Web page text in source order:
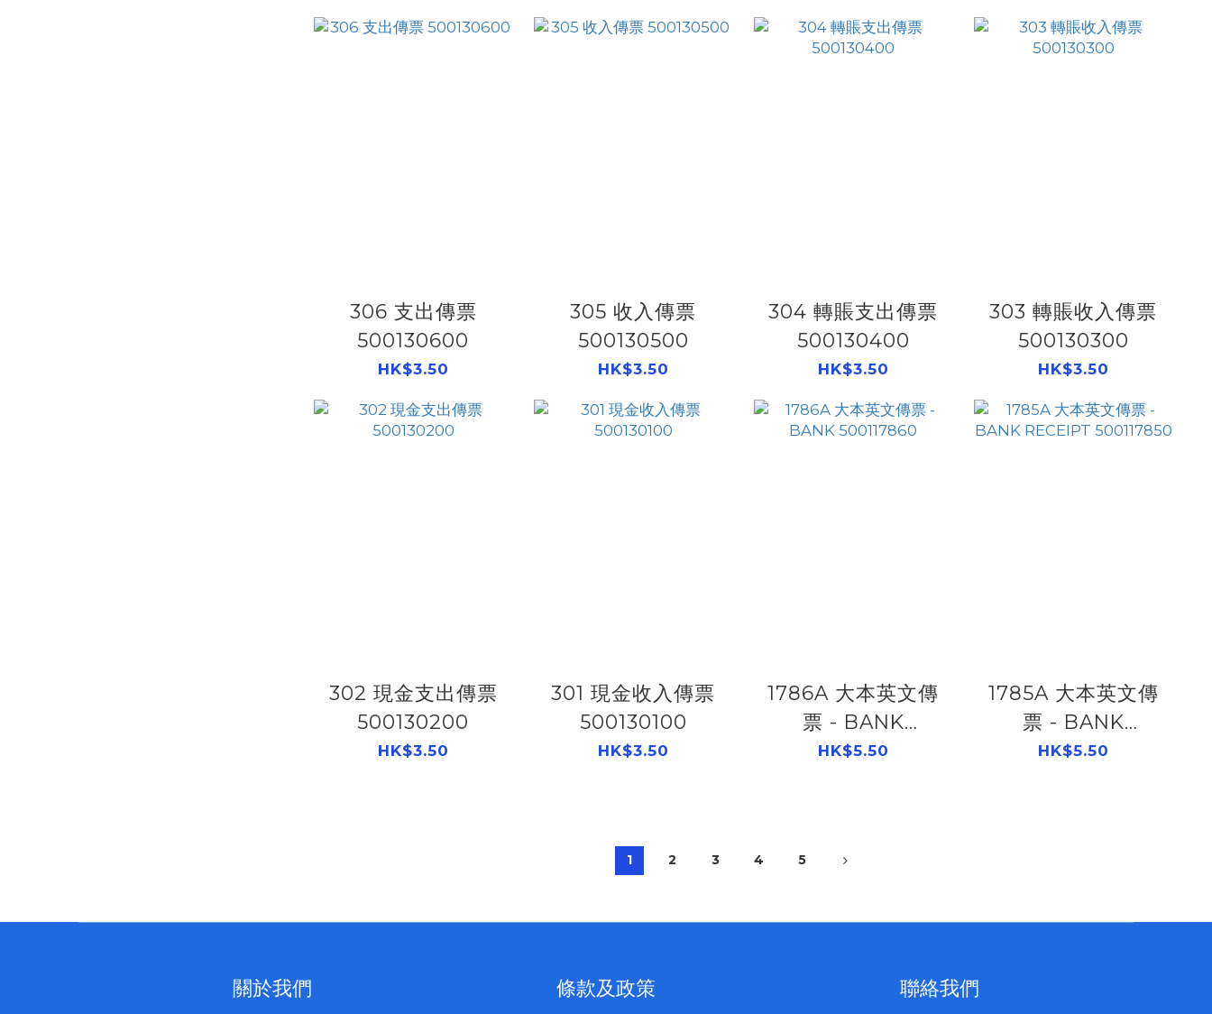
500131700
306 支出傳票
500130600
HK$3.50
305 收入傳票
500130500
HK$3.50
304 轉賬支出傳票
500130400
HK$3.50
303 轉賬收入傳票
500130300
HK$3.50
302 現金支出傳票
500130200
HK$3.50
301 現金收入傳票
500130100
HK$3.50
1786A 大本英文傳
票 - BANK
500117860
HK$5.50
1785A 大本英文傳
票 - BANK
RECEIPT
HK$5.50
1 2 3 4 5
關於我們 條款及政策 聯絡我們